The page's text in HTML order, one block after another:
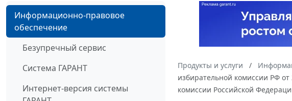
Информационно-правовое
обеспечение
Безупречный сервис
Система ГАРАНТ
Интернет-версия системы
Продукты и услуги
избирательной комиссии РФ
комиссии Российской